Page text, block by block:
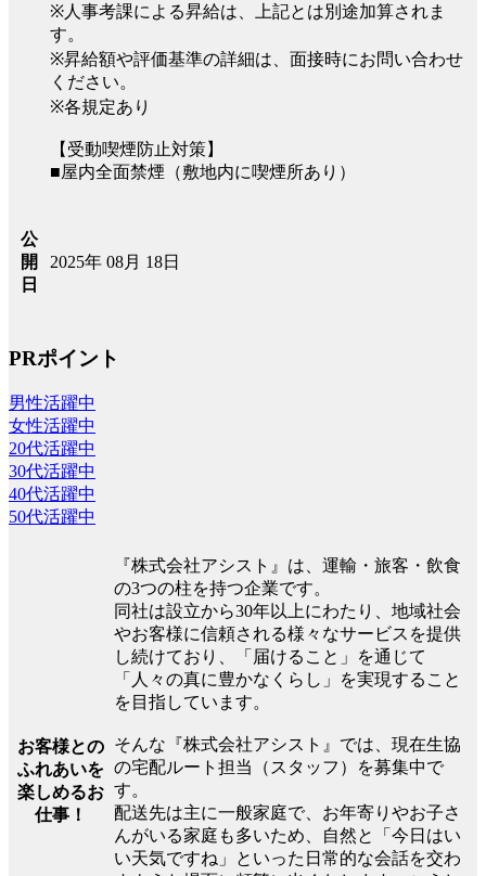
※人事考課による昇給は、上記とは別途加算されま
す。
※昇給額や評価基準の詳細は、面接時にお問い合わせ
ください。
※各規定あり
【受動喫煙防止対策】
■屋内全面禁煙（敷地内に喫煙所あり）
公
開
日
2025年 08月 18日
PRポイント
男性活躍中
女性活躍中
20代活躍中
30代活躍中
40代活躍中
50代活躍中
お客様との
ふれあいを
楽しめるお
仕事！
『株式会社アシスト』は、運輸・旅客・飲食
の3つの柱を持つ企業です。
同社は設立から30年以上にわたり、地域社会
やお客様に信頼される様々なサービスを提供
し続けており、「届けること」を通じて
「人々の真に豊かなくらし」を実現すること
を目指しています。
そんな『株式会社アシスト』では、現在生協
の宅配ルート担当（スタッフ）を募集中で
す。
配送先は主に一般家庭で、お年寄りやお子さ
んがいる家庭も多いため、自然と「今日はい
い天気ですね」といった日常的な会話を交わ